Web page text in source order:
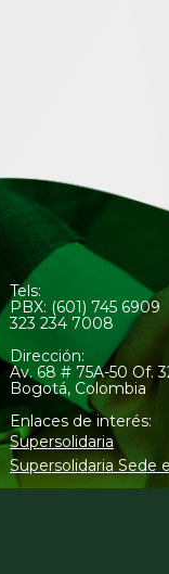
Tels:
PBX: (601) 745 6909
323 234 7008
Dirección:
Av. 68 # 75A-50 Of.
Bogotá, Colombia
Enlaces de interés:
Supersolidaria
Supersolidaria Sede